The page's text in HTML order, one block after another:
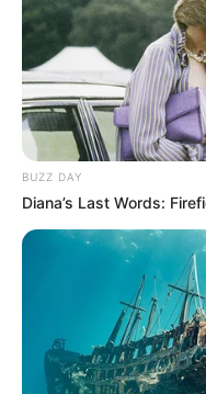
BUZZ DAY
Diana’s Last Words: